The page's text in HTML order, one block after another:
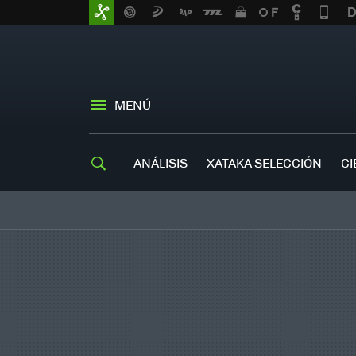
MENÚ
ANÁLISIS XATAKA SELECCIÓN